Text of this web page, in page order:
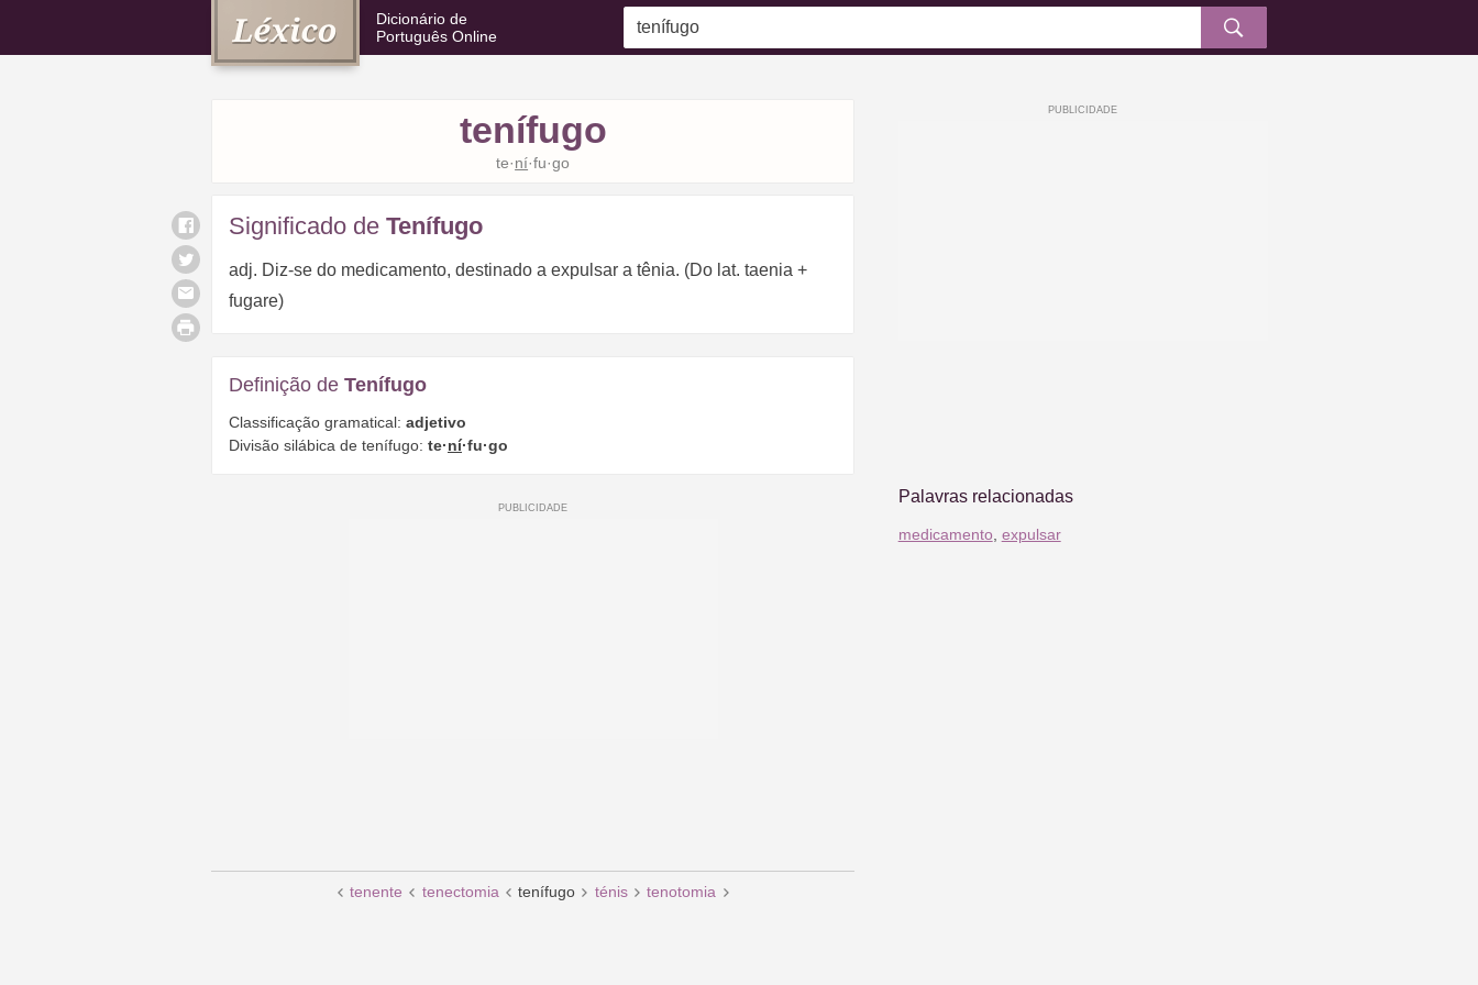
Dicionário de
Português Online
tenífugo
te·ní·fu·go
Significado de Tenífugo
adj. Diz-se do medicamento, destinado a expulsar a tênia. (Do lat. taenia +
fugare)
Definição de Tenífugo
Classificação gramatical: adjetivo
Divisão silábica de tenífugo: te·ní·fu·go
tenente tenectomia tenífugo ténis tenotomia
Palavras relacionadas
medicamento, expulsar